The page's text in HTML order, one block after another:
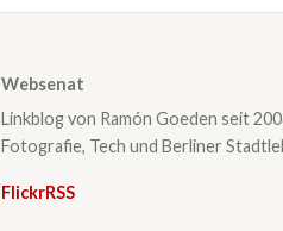
Websenat
Linkblog von Ramón Goeden seit
Fotografie, Tech und Berliner
FlickrRSS